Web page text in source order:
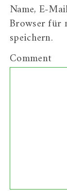
Name, E-
Browser für
speichern.
Comment